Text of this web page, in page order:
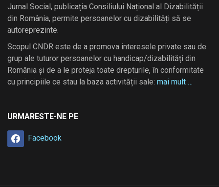
Jurnal Social, publicația Consiliului Național al Dizabilității
din România, permite persoanelor cu dizabilități să se
autoreprezinte.
Scopul CNDR este de a promova interesele private sau de
grup ale tuturor persoanelor cu handicap/dizabilități din
România și de a le proteja toate drepturile, în conformitate
cu principiile ce stau la baza activității sale: mai mult …
URMARESTE-NE PE
Facebook